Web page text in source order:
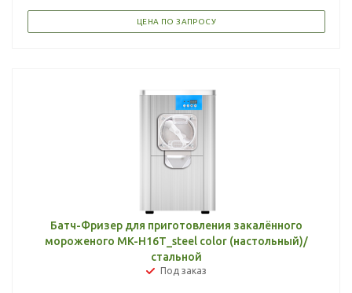
ЦЕНА ПО ЗАПРОСУ
Батч-Фризер для приготовления закалённого
мороженого MK-H16T_steel color (настольный)/
стальной
Под заказ